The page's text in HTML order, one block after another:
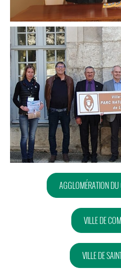
AGGLOMÉRATION
VILLE DE
VILLE DE